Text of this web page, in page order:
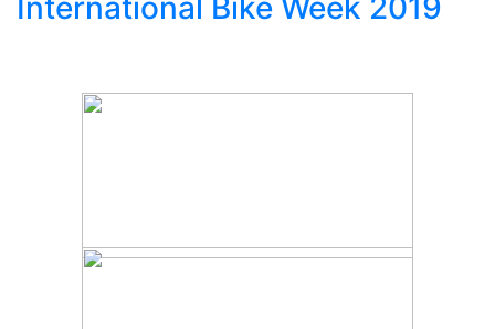
International Bike Week 2019